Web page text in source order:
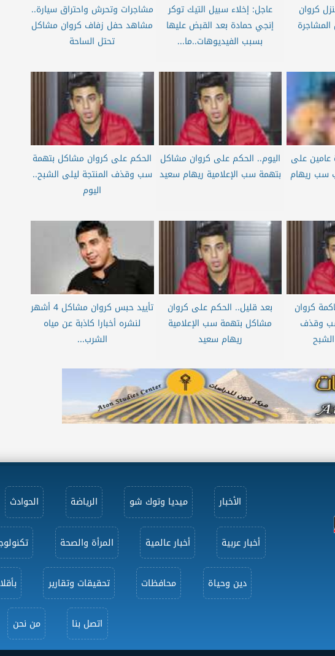
كروان
عاجل: إخلاء سبيل التيك توكر
إنجي حمادة بعد القبض عليها
بسبب الفيديوهات..ما...
مشاجرات وتحرش واحتراق سيارة..
مشاهد حفل زفاف كروان مشاكل
تحتل الساحة
عامين على
سب ريهام
اليوم.. الحكم على كروان مشاكل
بتهمة سب الإعلامية ريهام سعيد
الحكم على كروان مشاكل بتهمة
سب وقذف المنتجة ليلى الشبح..
اليوم
كروان
وقذف
بعد قليل.. الحكم على كروان
مشاكل بتهمة سب الإعلامية
ريهام سعيد
تأييد حبس كروان مشاكل 4 أشهر
لنشره أخبارا كاذبة عن مياه
الشرب...
الأخبار ميديا وتوك شو الرياضة الحوادث
أخبار عربية أخبار عالمية المرأة والصحة
دين وحياة محافظات تحقيقات وتقارير
اتصل بنا من نحن